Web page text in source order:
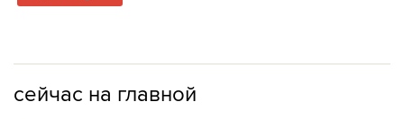
сейчас на главной